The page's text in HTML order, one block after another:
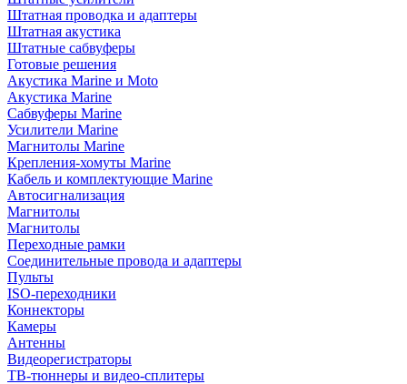
Штатная проводка и адаптеры
Штатная акустика
Штатные сабвуферы
Готовые решения
Акустика Marine и Moto
Акустика Marine
Сабвуферы Marine
Усилители Marine
Магнитолы Marine
Крепления-хомуты Marine
Кабель и комплектующие Marine
Автосигнализация
Магнитолы
Магнитолы
Переходные рамки
Соединительные провода и адаптеры
Пульты
ISO-переходники
Коннекторы
Камеры
Антенны
Видеорегистраторы
ТВ-тюннеры и видео-сплитеры